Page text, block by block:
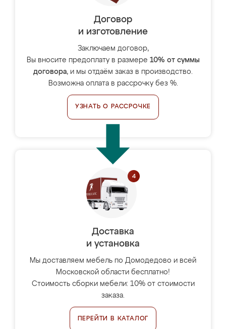
Договор
и изготовление
Заключаем договор,
Вы вносите предоплату в размере 10% от суммы
договора, и мы отдаём заказ в производство.
Возможна оплата в рассрочку без %.
УЗНАТЬ О РАССРОЧКЕ
Доставка
и установка
Мы доставляем мебель по Домодедово и всей
Московской области бесплатно!
Стоимость сборки мебели: 10% от стоимости
заказа.
ПЕРЕЙТИ В КАТАЛОГ